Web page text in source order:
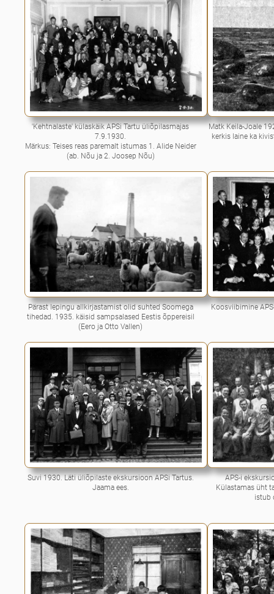
'Kehtnalaste' külaskäik APSi Tartu üliõpilasmajas
7.9.1930.
Märkus: Teises reas paremalt istumas 1. Alide Neider
(ab. Nõu ja 2. Joosep Nõu)
Matk Keila-Joale
kerkis laine ka
Pärast lepingu allkirjastamist olid suhted Soomega
tihedad. 1935. käisid sampsalased Eestis õppereisil
(Eero ja Otto Vallen)
Koosviibimine
Suvi 1930. Läti üliõpilaste ekskursioon APSi Tartus.
Jaama ees.
APS-i
Külastamas üht
istub